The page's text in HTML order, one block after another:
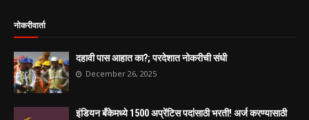
नोकरीवार्ता
दहावी पास आहात का?; परदेशात नोकरीची संधी
December 26, 2025
इंडियन बँकेमध्ये 1500 अप्रेंटिस पदांसाठी भरती! अर्ज करण्यासाठी